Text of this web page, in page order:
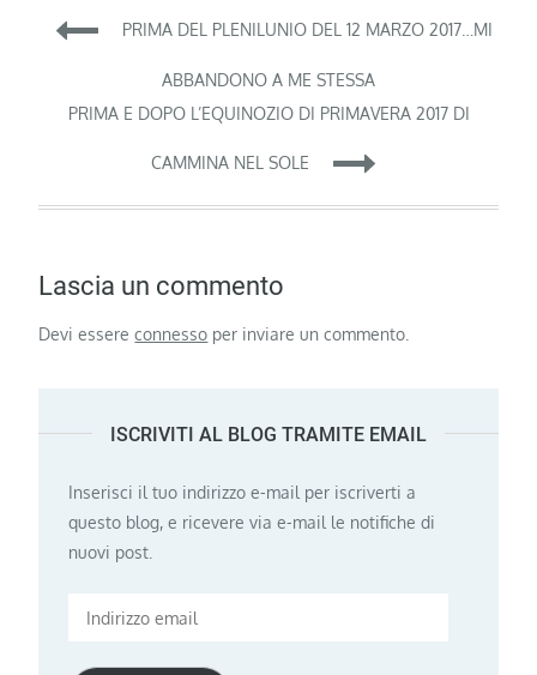
Navigazione
articoli
PRIMA DEL PLENILUNIO DEL 12 MARZO 2017…MI
ABBANDONO A ME STESSA
PRIMA E DOPO L’EQUINOZIO DI PRIMAVERA 2017 DI
CAMMINA NEL SOLE
Lascia un commento
Devi essereconnesso per inviare un commento.
ISCRIVITI AL BLOG TRAMITE EMAIL
Inserisci il tuo indirizzo e-mail per iscriverti a
questo blog, e ricevere via e-mail le notifiche di
nuovi post.
Indirizzo